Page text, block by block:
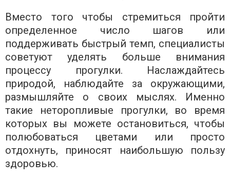
Вместо того чтобы стремиться пройти
определенное число шагов или
поддерживать быстрый темп, специалисты
советуют уделять больше внимания
процессу прогулки. Наслаждайтесь
природой, наблюдайте за окружающими,
размышляйте о своих мыслях. Именно
такие неторопливые прогулки, во время
которых вы можете остановиться, чтобы
полюбоваться цветами или просто
отдохнуть, приносят наибольшую пользу
здоровью.